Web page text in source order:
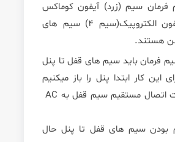
فرمان سیم (زرد) آیفون کوماکس
سیم (قرمز) آیفون الکتروپیک(سیم 4) سیم های
هستند.
فرمان باید سیم های قفل تا پنل
این کار ابتدا پنل را باز میکنیم
بهترین راه تست اتصال مستقیم سیم قفل به AC
بودن سیم های قفل تا پنل حال